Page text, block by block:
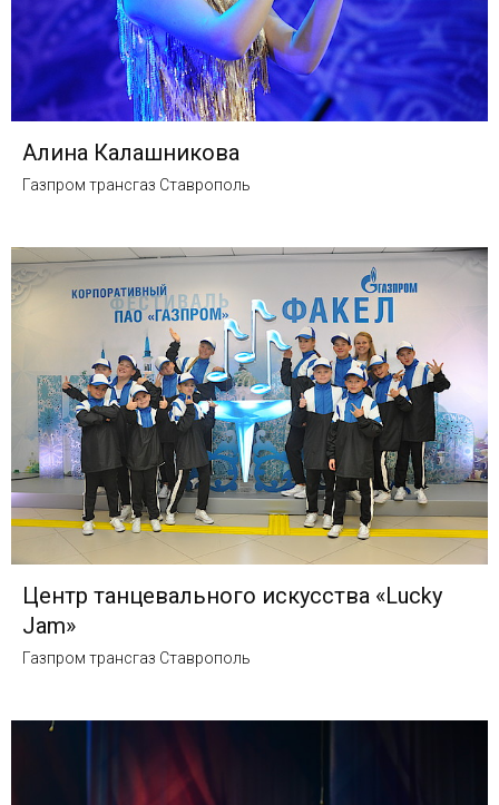
Алина Калашникова
Газпром трансгаз Ставрополь
Центр танцевального искусства «Lucky
Jam»
Газпром трансгаз Ставрополь